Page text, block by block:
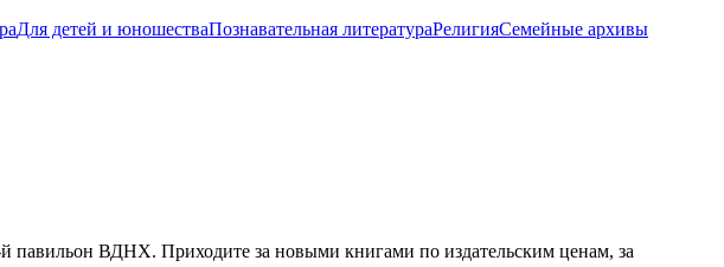
Для детей и юношестваПознавательная литератураРелигияСемейные архивы
павильон ВДНХ. Приходите за новыми книгами по издательским ценам, за